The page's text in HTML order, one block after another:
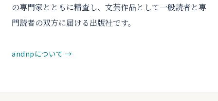
の専門家とともに精査し、文芸作品として一般読者と専
門読者の双方に届ける出版社です。
andnpについて